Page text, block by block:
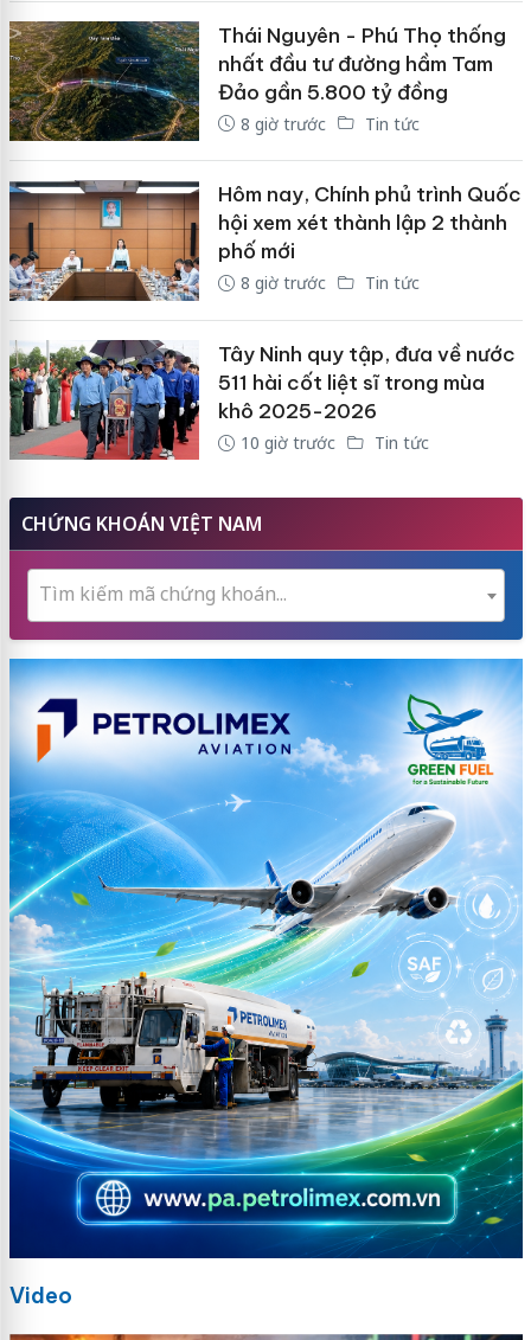
Thái Nguyên - Phú Thọ thống
nhất đầu tư đường hầm Tam
Đảo gần 5.800 tỷ đồng
8 giờ trước Tin tức
Hôm nay, Chính phủ trình Quốc
hội xem xét thành lập 2 thành
phố mới
8 giờ trước Tin tức
Tây Ninh quy tập, đưa về nước
511 hài cốt liệt sĩ trong mùa
khô 2025-2026
10 giờ trước Tin tức
CHỨNG KHOÁN VIỆT NAM
Tìm kiếm mã chứng khoán...
Video